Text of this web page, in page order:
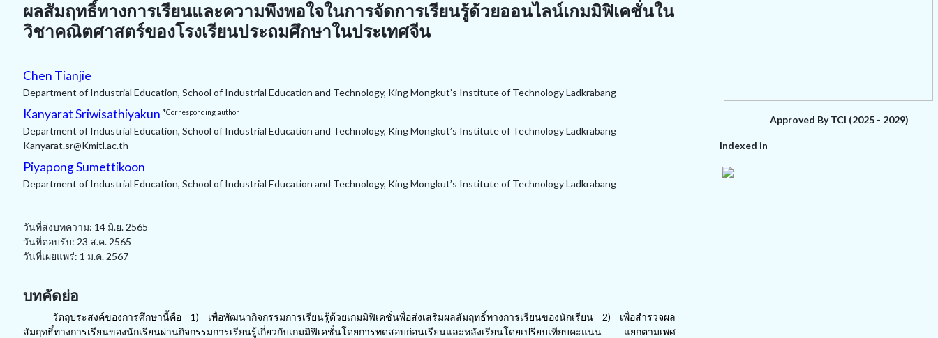
ผลสัมฤทธิ์ทางการเรียนและความพึงพอใจในการจัดการเรียนรู้ด้วยออนไลน์เกมมิฟิเคชั่นใน
วิชาคณิตศาสตร์ของโรงเรียนประถมศึกษาในประเทศจีน
Chen Tianjie
Department of Industrial Education, School of Industrial Education and Technology, King Mongkut’s Institute of Technology Ladkrabang
Kanyarat Sriwisathiyakun *Corresponding author
Department of Industrial Education, School of Industrial Education and Technology, King Mongkut’s Institute of Technology Ladkrabang
Kanyarat.sr@Kmitl.ac.th
Piyapong Sumettikoon
Department of Industrial Education, School of Industrial Education and Technology, King Mongkut’s Institute of Technology Ladkrabang
วันที่ส่งบทความ: 14 มิ.ย. 2565
วันที่ตอบรับ: 23 ส.ค. 2565
วันที่เผยแพร่: 1 ม.ค. 2567
บทคัดย่อ
วัตถุประสงค์ของการศึกษานี้คือ 1) เพื่อพัฒนากิจกรรมการเรียนรู้ด้วยเกมมิฟิเคชั่นพื่อส่งเสริมผลสัมฤทธิ์ทางการเรียนของนักเรียน 2) เพื่อสำรวจผล
สัมฤทธิ์ทางการเรียนของนักเรียนผ่านกิจกรรมการเรียนรู้เกี่ยวกับเกมมิฟิเคชั่นโดยการทดสอบก่อนเรียนและหลังเรียนโดยเปรียบเทียบคะแนน แยกตามเพศ
Approved By TCI (2025 - 2029)
Indexed in